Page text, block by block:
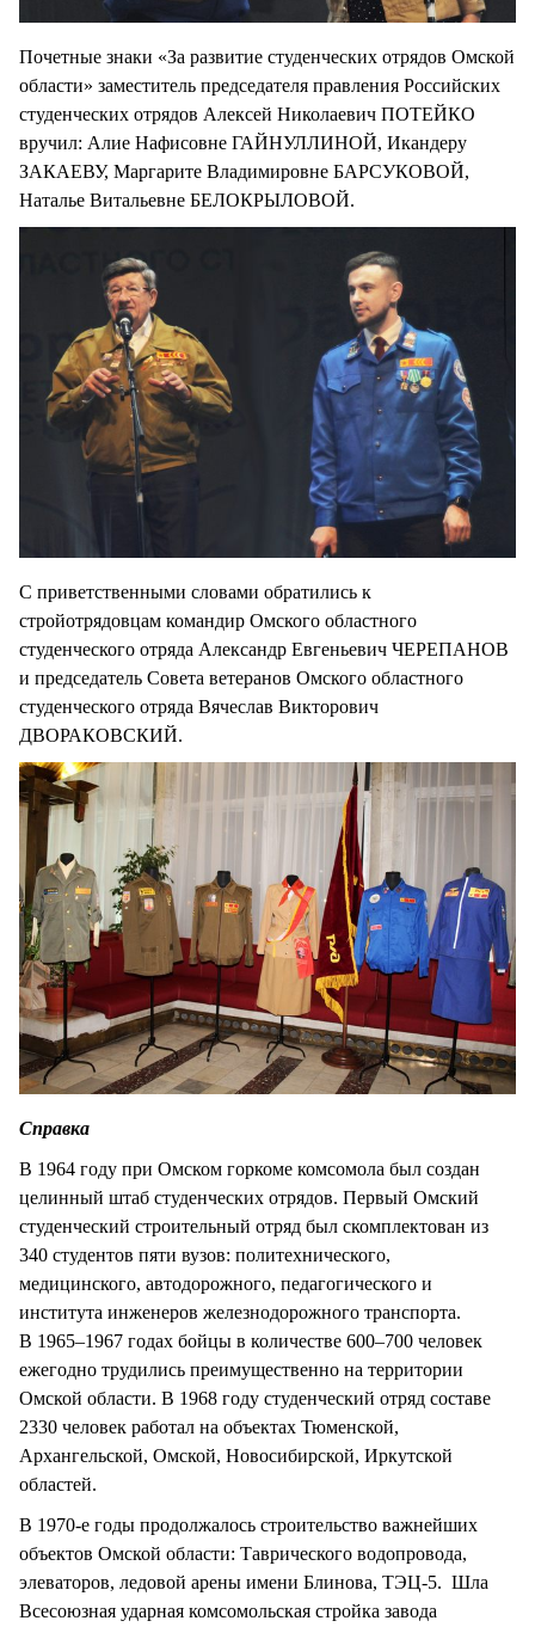
Почетные знаки «За развитие студенческих отрядов Омской
области» заместитель председателя правления Российских
студенческих отрядов Алексей Николаевич ПОТЕЙКО
вручил: Алие Нафисовне ГАЙНУЛЛИНОЙ, Икандеру
ЗАКАЕВУ, Маргарите Владимировне БАРСУКОВОЙ,
Наталье Витальевне БЕЛОКРЫЛОВОЙ.
С приветственными словами обратились к
стройотрядовцам командир Омского областного
студенческого отряда Александр Евгеньевич ЧЕРЕПАНОВ
и председатель Совета ветеранов Омского областного
студенческого отряда Вячеслав Викторович
ДВОРАКОВСКИЙ.
Справка
В 1964 году при Омском горкоме комсомола был создан
целинный штаб студенческих отрядов. Первый Омский
студенческий строительный отряд был скомплектован из
340 студентов пяти вузов: политехнического,
медицинского, автодорожного, педагогического и
института инженеров железнодорожного транспорта.
В 1965–1967 годах бойцы в количестве 600–700 человек
ежегодно трудились преимущественно на территории
Омской области. В 1968 году студенческий отряд составе
2330 человек работал на объектах Тюменской,
Архангельской, Омской, Новосибирской, Иркутской
областей.
В 1970-е годы продолжалось строительство важнейших
объектов Омской области: Таврического водопровода,
элеваторов, ледовой арены имени Блинова, ТЭЦ-5. Шла
Всесоюзная ударная комсомольская стройка завода